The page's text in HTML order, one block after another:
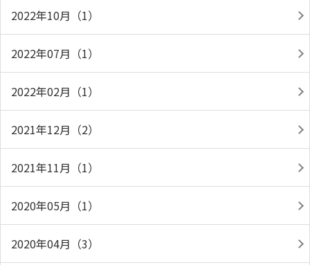
2022年10月（1）
2022年07月（1）
2022年02月（1）
2021年12月（2）
2021年11月（1）
2020年05月（1）
2020年04月（3）